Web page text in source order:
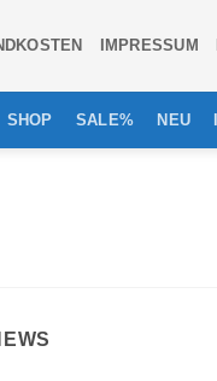
IMPRESSUM
SHOP SALE% NEU